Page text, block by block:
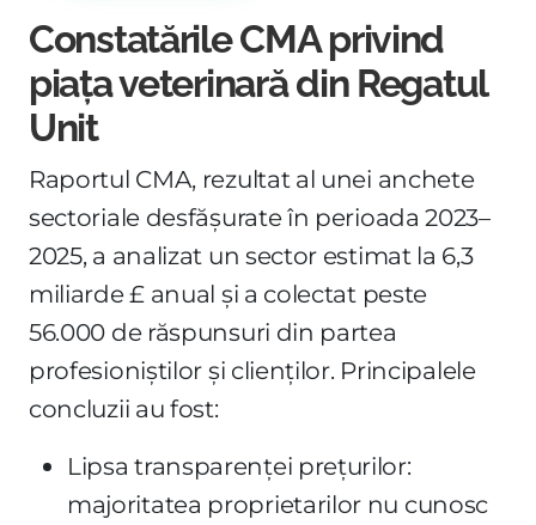
Constatările CMA privind
piața veterinară din Regatul
Unit
Raportul CMA, rezultat al unei anchete
sectoriale desfășurate în perioada 2023–
2025, a analizat un sector estimat la 6,3
miliarde £ anual și a colectat peste
56.000 de răspunsuri din partea
profesioniștilor și clienților. Principalele
concluzii au fost:
Lipsa transparenței prețurilor:
majoritatea proprietarilor nu cunosc